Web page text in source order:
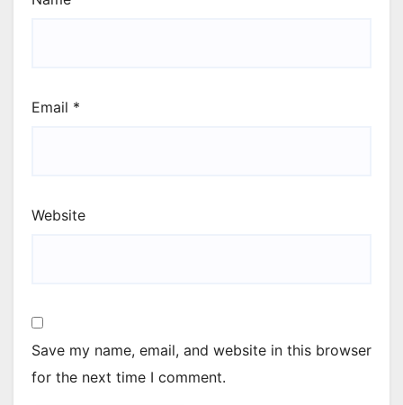
Email *
Website
Save my name, email, and website in this browser
for the next time I comment.